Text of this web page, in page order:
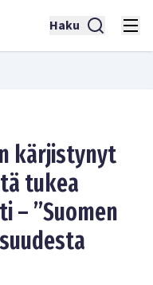
Haku
kärjistynyt
tukea
– ”Suomen